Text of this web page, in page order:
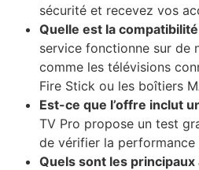
sécurité et recevez vos
Quelle est la
service fonctionne sur de
comme les télévisions
Fire Stick ou les boîtiers
Est-ce que l’offre inclut
TV Pro propose un test
de vérifier la performance
Quels sont les principaux